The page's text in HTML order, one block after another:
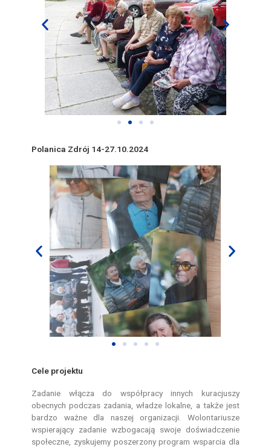
Polanica Zdrój 14-27.10.2024
Cele projektu
Zadanie włącza do współpracy innych kuracjuszy
obecnych podczas zadania, władze lokalne, a także jest
bardzo ważne dla naszej organizacji. Wolontariusze
wspierający zadanie wzbogacają swoje doświadczenie
społeczne, zyskujemy poszerzony program wsparcia dla